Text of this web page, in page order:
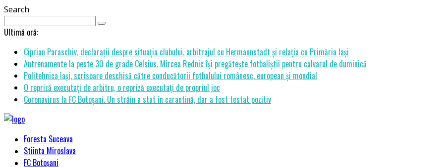
Search
Ultimă oră:
Ciprian Paraschiv, declarații despre situația clubului, arbitrajul cu Hermannstadt și relația cu Primăria Iași
Antrenamente la peste 30 de grade Celsius. Mircea Rednic își pregătește fotbaliștii pentru calvarul de duminică
Politehnica Iași, scrisoare deschisă către conducătorii fotbalului românesc, european și mondial
O repriză executați de arbitru, o repriză executați de propriul joc
Coronavirus la FC Botoșani. Un străin a stat în carantină, dar a fost testat pozitiv
Foresta Suceava
Stiinta Miroslava
FC Botoșani